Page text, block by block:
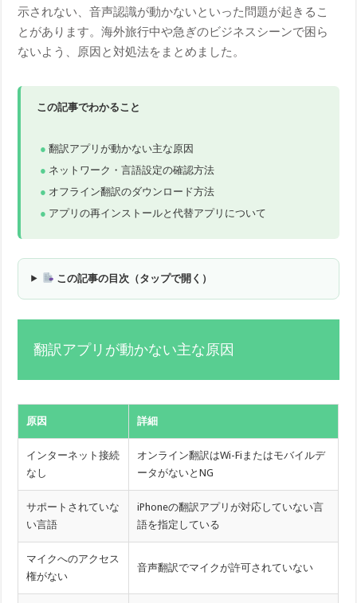
示されない、音声認識が動かないといった問題が起きるこ
とがあります。海外旅行中や急ぎのビジネスシーンで困ら
ないよう、原因と対処法をまとめました。
この記事でわかること
翻訳アプリが動かない主な原因
ネットワーク・言語設定の確認方法
オフライン翻訳のダウンロード方法
アプリの再インストールと代替アプリについて
この記事の目次（タップで開く）
翻訳アプリが動かない主な原因
原因 詳細
インターネット接続
なし
オンライン翻訳はWi-Fiまたはモバイルデ
ータがないとNG
サポートされていな
い言語
iPhoneの翻訳アプリが対応していない言
語を指定している
マイクへのアクセス
権がない
音声翻訳でマイクが許可されていない